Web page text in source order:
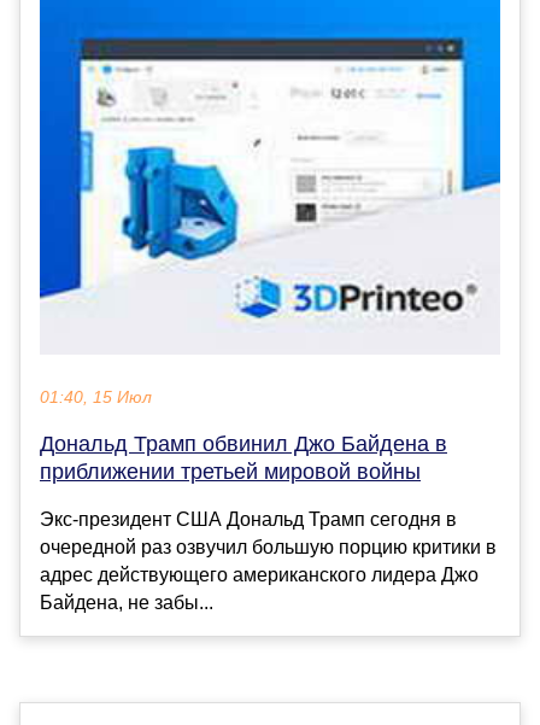
01:40, 15 Июл
Дональд Трамп обвинил Джо Байдена в
приближении третьей мировой войны
Экс-президент США Дональд Трамп сегодня в
очередной раз озвучил большую порцию критики в
адрес действующего американского лидера Джо
Байдена, не забы...